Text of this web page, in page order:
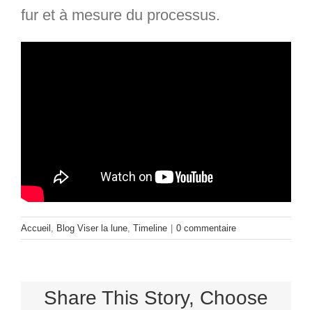
fur et à mesure du processus.
Accueil Blog Viser la lune Timeline 0 commentaire
Share This Story, Choose